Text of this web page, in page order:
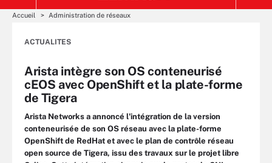
Accueil Administration de réseaux
ACTUALITES
Arista intègre son OS conteneurisé
cEOS avec OpenShift et la plate-forme
de Tigera
Arista Networks a annoncé l'intégration de la version
conteneurisée de son OS réseau avec la plate-forme
OpenShift de RedHat et avec le plan de contrôle réseau
open source de Tigera, issu des travaux sur le projet libre